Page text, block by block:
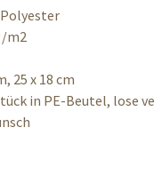
m2
25 x 18 cm
in PE-Beutel, lose